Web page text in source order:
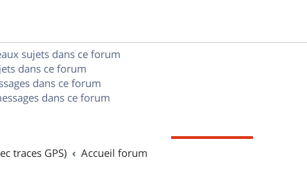
sujets dans ce forum
dans ce forum
dans ce forum
dans ce forum
traces GPS) Accueil forum